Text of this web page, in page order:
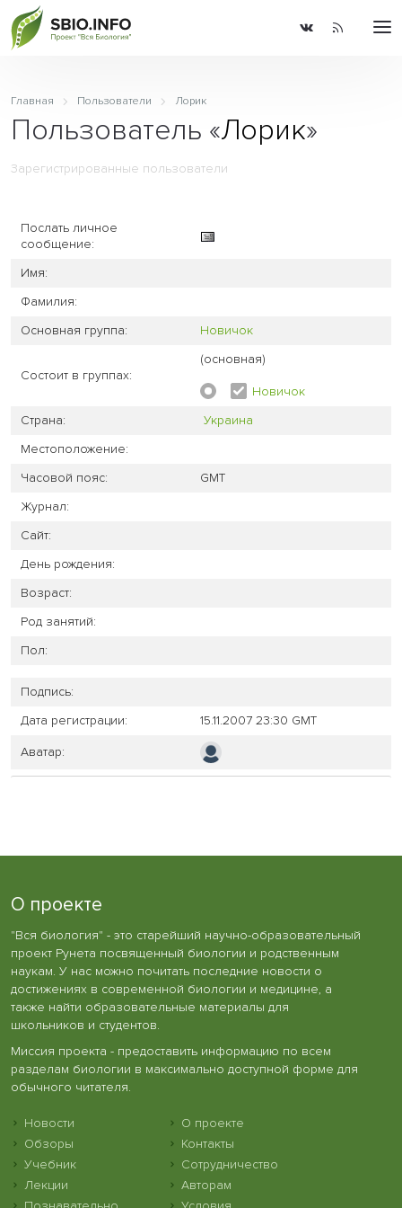
Главная Пользователи Лорик
Пользователь «Лорик»
Зарегистрированные пользователи
Послать личное
сообщение:
Имя:
Фамилия:
Основная группа:
Новичок
Состоит в группах:
(основная)
Новичок
Страна:
Украина
Местоположение:
Часовой пояс:
GMT
Журнал:
Сайт:
День рождения:
Возраст:
Род занятий:
Пол:
Подпись:
Дата регистрации:
15.11.2007 23:30 GMT
Аватар:
О проекте
"Вся биология" - это старейший научно-образовательный
проект Рунета посвященный биологии и родственным
наукам. У нас можно почитать последние новости о
достижениях в современной биологии и медицине, а
также найти образовательные материалы для
школьников и студентов.
Миссия проекта - предоставить информацию по всем
разделам биологии в максимально доступной форме для
обычного читателя.
Новости
Обзоры
Учебник
Лекции
О проекте
Контакты
Сотрудничество
Авторам